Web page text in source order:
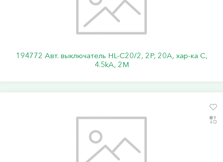
194772 Авт. выключатель HL-C20/2, 2P, 20A, хар-ка C,
4.5kA, 2M